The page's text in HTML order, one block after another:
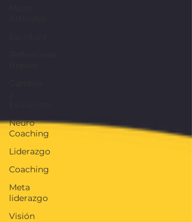
Neuro
Coaching
Liderazgo
Coaching
Meta
liderazgo
Visión